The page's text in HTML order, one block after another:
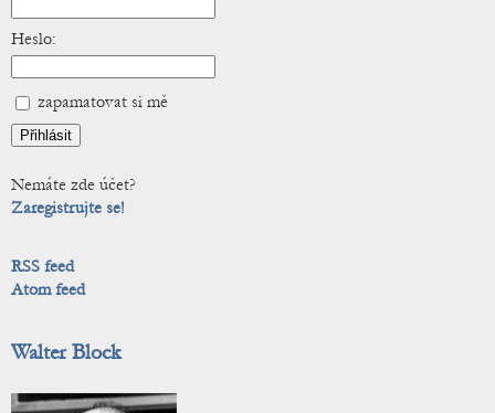
Heslo:
zapamatovat si mě
Nemáte zde účet?
Zaregistrujte se!
RSS feed
Atom feed
Walter Block